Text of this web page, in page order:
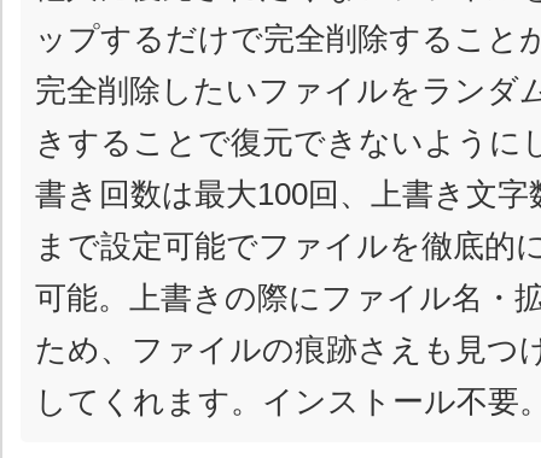
ップするだけで完全削除すること
完全削除したいファイルをランダ
きすることで復元できないように
書き回数は最大100回、上書き文字
まで設定可能でファイルを徹底的
可能。上書きの際にファイル名・
ため、ファイルの痕跡さえも見つ
してくれます。インストール不要